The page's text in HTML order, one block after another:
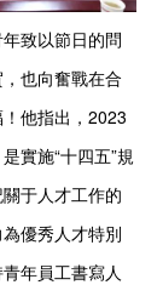
致以節日的問
也向奮戰在合
他指出，2023
實施“十四五”規
于人才工作的
優秀人才特別
年員工書寫人